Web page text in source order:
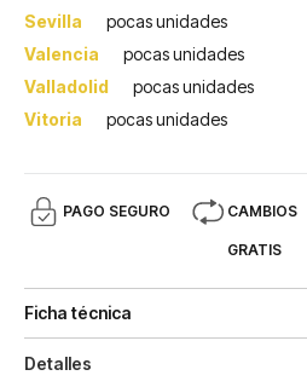
Sevilla
pocas unidades
Valencia
pocas unidades
Valladolid
pocas unidades
Vitoria
pocas unidades
PAGO SEGURO CAMBIOS
GRATIS
Ficha técnica
Detalles